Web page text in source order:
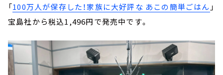
「100万人が保存した！家族に大好評な あこの簡単ごはん 」
宝島社から税込1,496円で発売中です。